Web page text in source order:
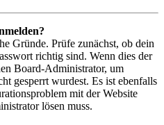
Gründe. Prüfe zunächst, ob dein
richtig sind. Wenn dies der
Board-Administrator, um
gesperrt wurdest. Es ist ebenfalls
mit der Website
lösen muss.